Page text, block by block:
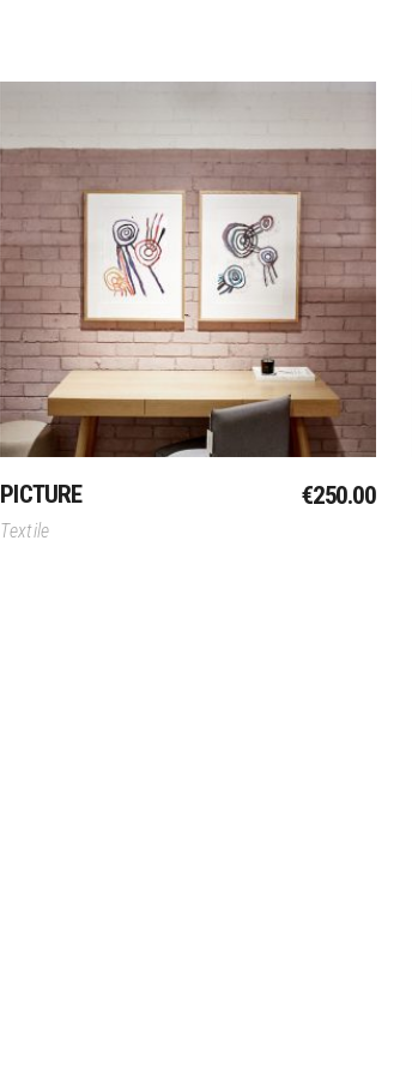
Toevoegen Aan Winkelwagen
PICTURE €250.00
Textile